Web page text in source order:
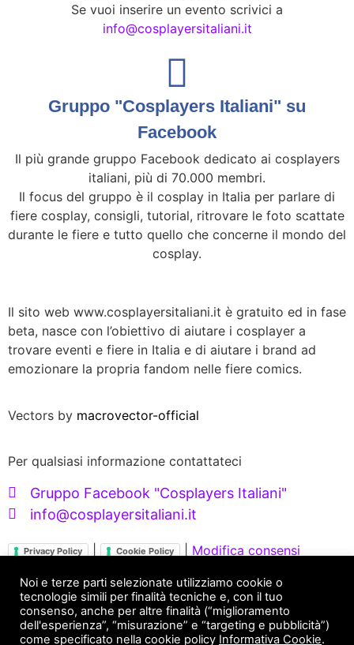
Se vuoi inserire un evento scrivici a
info@cosplayersitaliani.it
Gruppo "Cosplayers Italiani" su
Facebook
Il più grande gruppo Facebook dedicato ai cosplayers
italiani, più di 70.000 membri.
Il focus del gruppo è il cosplay in Italia per parlare di
fiere cosplay, consigli, tutorial, ritrovare le foto scattate
durante le fiere e tutto quello che concerne il mondo del
cosplay.
Il sito web www.cosplayersitaliani.it è gratuito ed in fase
beta, nasce con l’obiettivo di aiutare i cosplayer a
trovare eventi e fiere in Italia e di aiutare i brand ad
emozionare la propria fandom nelle fiere comics.
Vectors by macrovector-official
Per qualsiasi informazione contattateci
Gruppo Facebook "Cosplayers Italiani"
info@cosplayersitaliani.it
Privacy Policy Cookie Policy Modifica consensi
Servizi X Brand
FANDOM ENGAGEMENT
Noi e terze parti selezionate utilizziamo cookie o
tecnologie simili per finalità tecniche e, con il tuo
consenso, anche per altre finalità (“miglioramento
dell'esperienza”, “misurazione” e “targeting e pubblicità”)
come specificato nella cookie policy Informativa Cookie.